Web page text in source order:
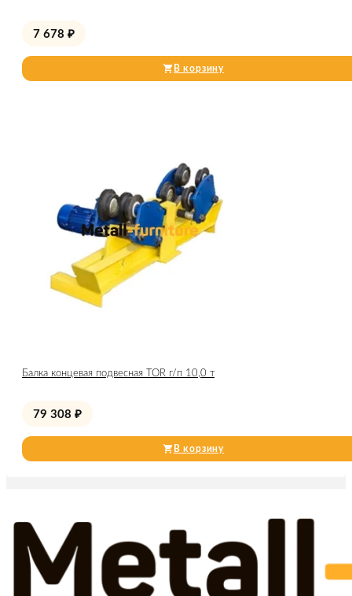
7 678 ₽
В корзину
Балка концевая подвесная TOR г/п 10,0 т
79 308 ₽
В корзину